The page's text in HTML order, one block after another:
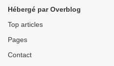
Hébergé par Overblog
Top articles
Pages
Contact